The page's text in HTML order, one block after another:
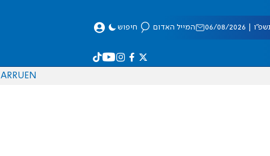
08/2026 המייל האדום חיפוש
EN
RU
AR